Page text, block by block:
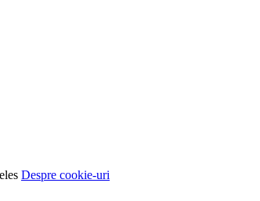
Despre cookie-uri